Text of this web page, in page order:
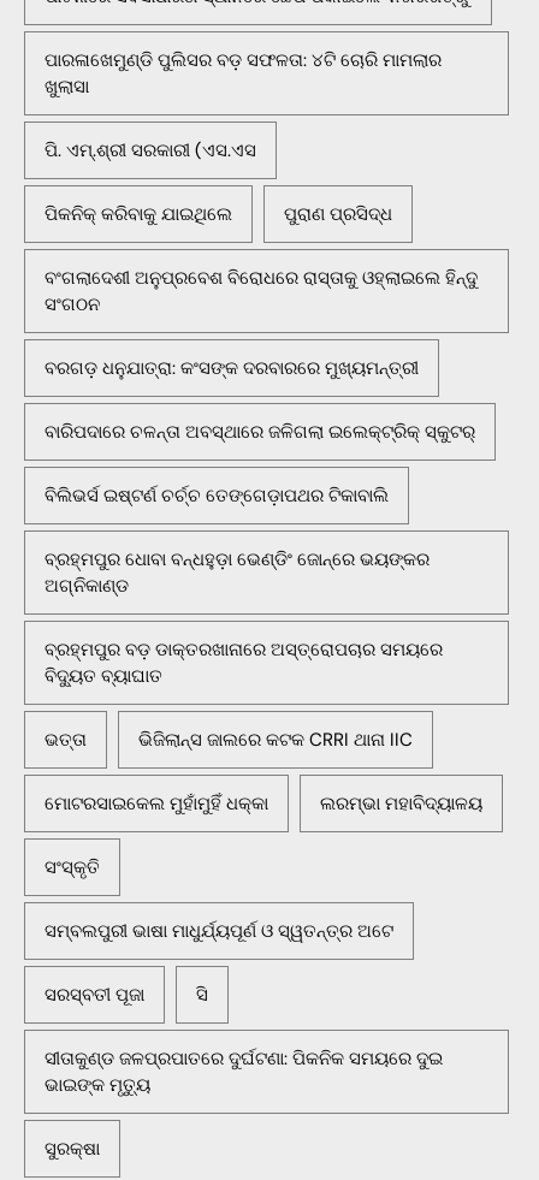
ପାରଳାଖେମୁଣ୍ଡି ପୁଲିସର ବଡ଼ ସଫଳତା: ୪ଟି ଚୋରି ମାମଲାର
ଖୁଲାସା
ପି. ଏମ୍.ଶ୍ରୀ ସରକାରୀ (ଏସ.ଏସ
ପିକନିକ୍‌ କରିବାକୁ ଯାଇଥିଲେ ପୁରାଣ ପ୍ରସିଦ୍ଧ
ବଂଗଲାଦେଶୀ ଅନୁପ୍ରବେଶ ବିରୋଧରେ ରାସ୍ତାକୁ ଓହ୍ଲାଇଲେ ହିନ୍ଦୁ
ସଂଗଠନ
ବରଗଡ଼ ଧନୁଯାତ୍ରା: କଂସଙ୍କ ଦରବାରରେ ମୁଖ୍ୟମନ୍ତ୍ରୀ
ବାରିପଦାରେ ଚଳନ୍ତା ଅବସ୍ଥାରେ ଜଳିଗଲା ଇଲେକ୍ଟ୍ରିକ୍ ସ୍କୁଟର୍
ବିଲିଭର୍ସ ଇଷ୍ଟର୍ଣ ଚର୍ଚ୍ଚ ତେଙ୍ଗେଡ଼ାପଥର ଟିକାବାଲି
ବ୍ରହ୍ମପୁର ଧୋବା ବନ୍ଧହୁଡ଼ା ଭେଣ୍ଡିଂ ଜୋନ୍‌ରେ ଭୟଙ୍କର
ଅଗ୍ନିକାଣ୍ଡ
ବ୍ରହ୍ମପୁର ବଡ଼ ଡାକ୍ତରଖାନାରେ ଅସ୍ତ୍ରୋପଚାର ସମୟରେ
ବିଦ୍ୟୁତ ବ୍ୟାଘାତ
ଭତ୍ତା ଭିଜିଲାନ୍ସ ଜାଲରେ କଟକ CRRI ଥାନା IIC
ମୋଟରସାଇକେଲ ମୁହାଁମୁହିଁ ଧକ୍କା ଲରମ୍ଭା ମହାବିଦ୍ୟାଳୟ
ସଂସ୍କୃତି
ସମ୍ବଲପୁରୀ ଭାଷା ମାଧୁର୍ଯ୍ୟପୂର୍ଣ ଓ ସ୍ୱତନ୍ତ୍ର ଅଟେ
ସରସ୍ବତୀ ପୂଜା ସି
ସୀତାକୁଣ୍ଡ ଜଳପ୍ରପାତରେ ଦୁର୍ଘଟଣା: ପିକନିକ ସମୟରେ ଦୁଇ
ଭାଇଙ୍କ ମୃତ୍ୟୁ
ସୁରକ୍ଷା